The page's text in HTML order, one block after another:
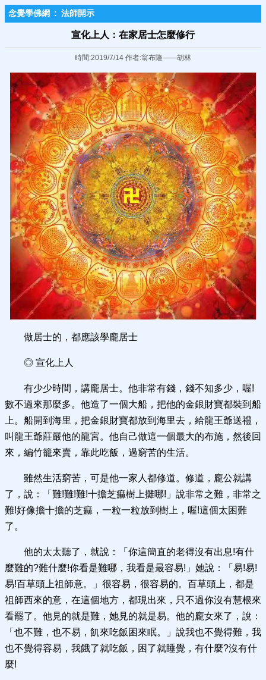
念覺學佛網 : 法師開示
宣化上人：在家居士怎麼修行
時間:2019/7/14 作者:翁布隆——胡林
做居士的，都應該學龐居士
◎ 宣化上人
有少少時間，講龐居士。他非常有錢，錢不知多少，喔!
數不過來那麼多。他造了一個大船，把他的金銀財寶都裝到船
上。船開到海里，把金銀財寶都放到海里去，給龍王爺送禮，
叫龍王爺莊嚴他的龍宮。他自己做這一個最大的布施，然後回
來，編竹籠來賣，靠此吃飯，過窮苦的生活。
雖然生活窮苦，可是他一家人都修道。修道，龐公就講
了，說：「難!難!難!十擔芝痲樹上攤哪!」說非常之難，非常之
難!好像擔十擔的芝痲，一粒一粒放到樹上，喔!這個太困難
了。
他的太太聽了，就說：「你這簡直的老得沒有出息!有什
麼難的?難什麼!你看是難哪，我看是最容易!」她說：「易!易!
易!百草頭上祖師意。」很容易，很容易的。百草頭上，都是
祖師西來的意，在這個地方，都現出來，只不過你沒有慧根來
看罷了。他見的就是難，她見的就是易。他的龐女來了，說：
「也不難，也不易，飢來吃飯困來眠。」說我也不覺得難，我
也不覺得容易，我餓了就吃飯，困了就睡覺，有什麼?沒有什
麼!